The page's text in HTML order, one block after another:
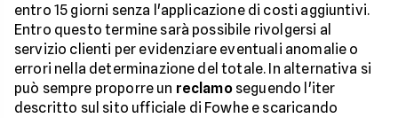
entro 15 giorni senza l'applicazione di costi aggiuntivi.
Entro questo termine sarà possibile rivolgersi al
servizio clienti per evidenziare eventuali anomalie o
errori nella determinazione del totale. In alternativa si
può sempre proporre un reclamoseguendo l'iter
descritto sul sito ufficiale di Fowhe e scaricando